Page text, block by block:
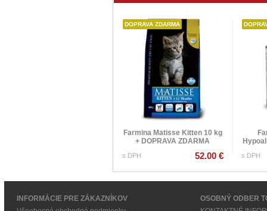
DOPRAVA ZDARMA
Farmina Matisse Kitten 10 kg
+ DOPRAVA ZDARMA
s DPH 52.00 € s DPH
INFORMÁCIE PRE ZÁKAZNÍKOV
OSOBNÝ ODBER